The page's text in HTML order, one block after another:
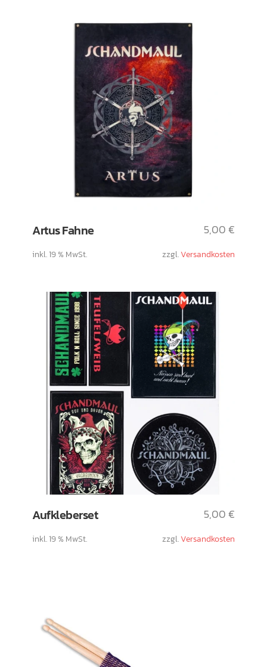
Artus Fahne
inkl. 19 % MwSt. zzgl.Versandkosten
5,00€
Aufkleberset
inkl. 19 % MwSt. zzgl.Versandkosten
5,00€